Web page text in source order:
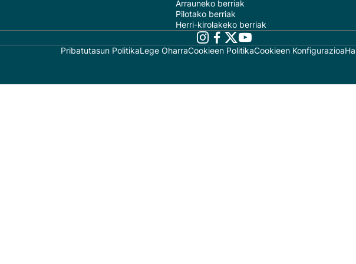
Arrauneko berriak
Pilotako berriak
Herri-kirolakeko berriak
Pribatutasun PolitikaLege OharraCookieen PolitikaCookieen Konfigurazioa